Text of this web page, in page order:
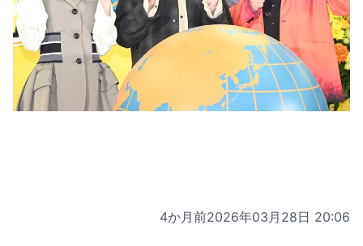
4か月前2026年03月28日 20:06